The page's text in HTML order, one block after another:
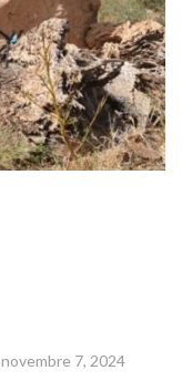
novembre 7, 2024